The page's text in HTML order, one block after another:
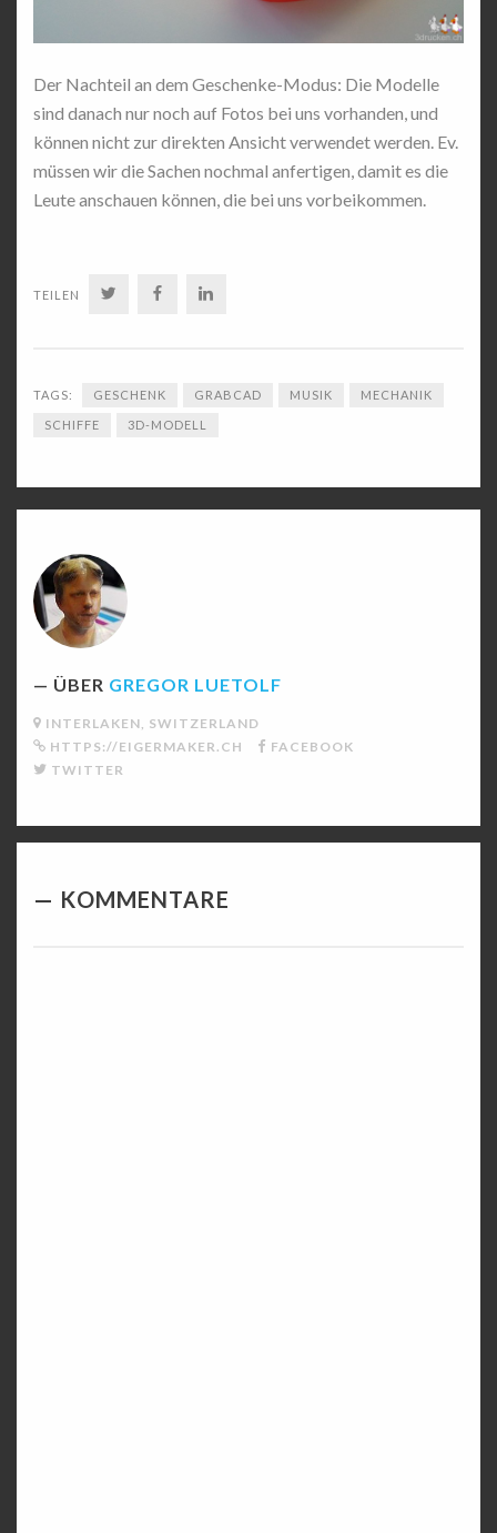
Der Nachteil an dem Geschenke-Modus: Die Modelle
sind danach nur noch auf Fotos bei uns vorhanden, und
können nicht zur direkten Ansicht verwendet werden. Ev.
müssen wir die Sachen nochmal anfertigen, damit es die
Leute anschauen können, die bei uns vorbeikommen.
TEILEN TWITTERFACEBOOK
TAGS: GESCHENK GRABCAD MUSIK MECHANIK
SCHIFFE 3D-MODELL
ÜBER GREGOR LUETOLF
INTERLAKEN, SWITZERLAND
HTTPS://EIGERMAKER.CH
FACEBOOK
TWITTER
KOMMENTARE